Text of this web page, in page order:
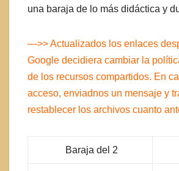
una baraja de lo más didáctica y
—>> Actualizados los enlaces
Google decidiera cambiar la
de los recursos compartidos. En
acceso, enviadnos un mensaje y
restablecer los archivos cuanto
Baraja del 2